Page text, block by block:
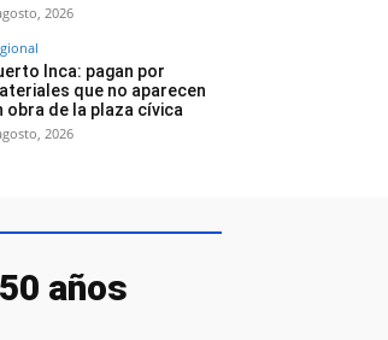
2026
Inca: pagan por
que no aparecen
obra de la plaza cívica
2026
años